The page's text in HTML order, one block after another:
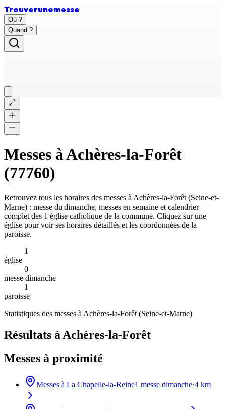
Trouverunemesse
Où ?
Quand ?
Messes àAchères-la-Forêt
(77760)
Retrouvez tous les horaires des messes à Achères-la-Forêt (Seine-et-
Marne) : messe du dimanche, messes en semaine et calendrier
complet des 1 église catholique de la commune. Cliquez sur une
église pour voir ses horaires détaillés et les coordonnées de la
paroisse.
1
église
0
messe dimanche
1
paroisse
Statistiques des messes à Achères-la-Forêt (Seine-et-Marne)
Résultats à Achères-la-Forêt
Messes à proximité
Messes à La Chapelle-la-Reine1 messe dimanche·4 km